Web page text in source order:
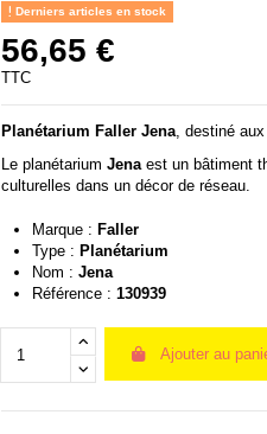
Derniers articles en stock
56,65 €
TTC
Planétarium Faller Jena, destiné aux
Le planétarium Jenaest un bâtiment
culturelles dans un décor de réseau.
Marque : Faller
Type : Planétarium
Nom : Jena
Référence : 130939
Ajouter au